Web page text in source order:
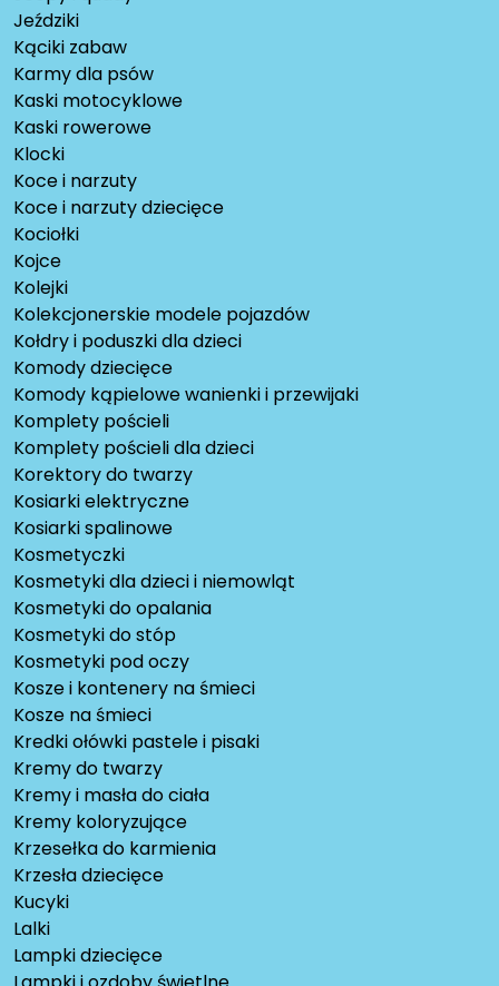
Jeździki
Kąciki zabaw
Karmy dla psów
Kaski motocyklowe
Kaski rowerowe
Klocki
Koce i narzuty
Koce i narzuty dziecięce
Kociołki
Kojce
Kolejki
Kolekcjonerskie modele pojazdów
Kołdry i poduszki dla dzieci
Komody dziecięce
Komody kąpielowe wanienki i przewijaki
Komplety pościeli
Komplety pościeli dla dzieci
Korektory do twarzy
Kosiarki elektryczne
Kosiarki spalinowe
Kosmetyczki
Kosmetyki dla dzieci i niemowląt
Kosmetyki do opalania
Kosmetyki do stóp
Kosmetyki pod oczy
Kosze i kontenery na śmieci
Kosze na śmieci
Kredki ołówki pastele i pisaki
Kremy do twarzy
Kremy i masła do ciała
Kremy koloryzujące
Krzesełka do karmienia
Krzesła dziecięce
Kucyki
Lalki
Lampki dziecięce